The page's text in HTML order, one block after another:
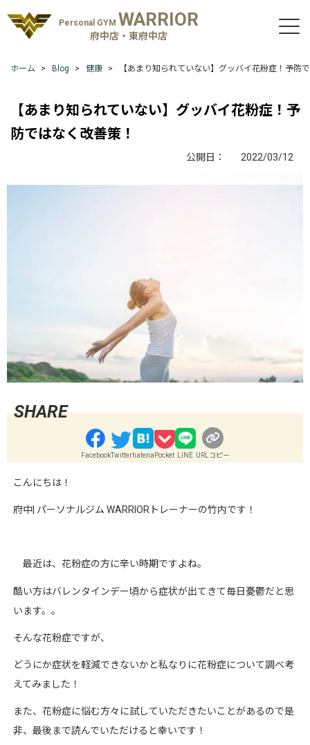
Personal GYM WARRIOR
府中店・東府中店
ホーム Blog 健康 【あまり知られていない】グッバイ花粉症！予防
【あまり知られていない】グッバイ花粉症！予
防ではなく改善策！
公開日： 2022/03/12
FacebookTwitterhatena Pocket LINE URLコピー
こんにちは！
府中| パーソナルジム WARRIOR トレーナーの竹内です！
最近は、花粉症の方に辛い時期ですよね。
酷い方はバレンタインデー頃から症状が出てきて毎日憂鬱だと思
います。。
そんな花粉症ですが、
どうにか症状を軽減できないかと私なりに花粉症について調べ考
えてみました！
また、花粉症に悩む方々に試していただきたいことがあるので是
非、最後まで読んでいただけると幸いです！